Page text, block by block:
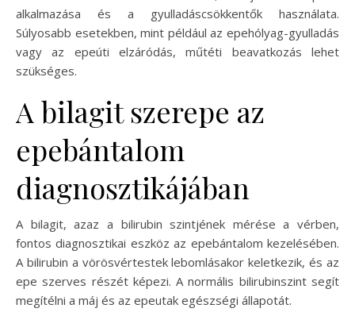
alkalmazása és a gyulladáscsökkentők használata.
Súlyosabb esetekben, mint például az epehólyag-gyulladás
vagy az epeúti elzáródás, műtéti beavatkozás lehet
szükséges.
A bilagit szerepe az
epebántalom
diagnosztikájában
A bilagit, azaz a bilirubin szintjének mérése a vérben,
fontos diagnosztikai eszköz az epebántalom kezelésében.
A bilirubin a vörösvértestek lebomlásakor keletkezik, és az
epe szerves részét képezi. A normális bilirubinszint segít
megítélni a máj és az epeutak egészségi állapotát.